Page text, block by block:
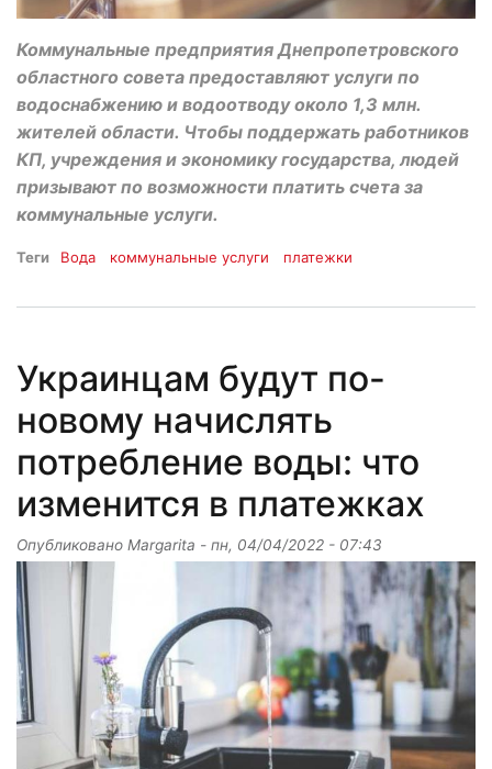
Коммунальные предприятия Днепропетровского
областного совета предоставляют услуги по
водоснабжению и водоотводу около 1,3 млн.
жителей области. Чтобы поддержать работников
КП, учреждения и экономику государства, людей
призывают по возможности платить счета за
коммунальные услуги.
Теги Вода коммунальные услуги платежки
Украинцам будут по-
новому начислять
потребление воды: что
изменится в платежках
Опубликовано Margarita - пн, 04/04/2022 - 07:43